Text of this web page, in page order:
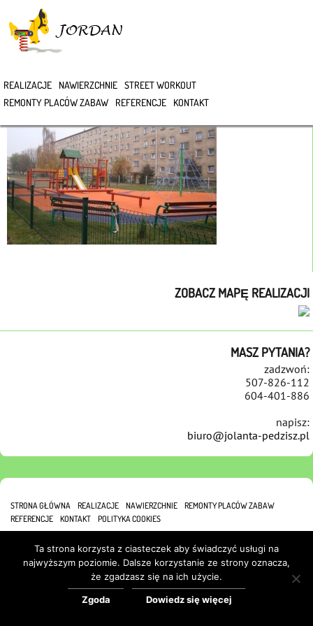
REALIZACJE NAWIERZCHNIE STREET WORKOUT
REMONTY PLACÓW ZABAW
REFERENCJE KONTAKT
ZOBACZ MAPĘ REALIZACJI
MASZ PYTANIA?
zadzwoń:
507-826-112
604-401-886
napisz:
biuro@jolanta-pedzisz.pl
STRONA GŁÓWNA REALIZACJE NAWIERZCHNIE
REMONTY PLACÓW ZABAW
REFERENCJE
KONTAKT POLITYKA COOKIES
Ta strona korzysta z ciasteczek aby świadczyć usługi na
najwyższym poziomie. Dalsze korzystanie ze strony oznacza,
że zgadzasz się na ich użycie.
Zgoda Dowiedz się więcej